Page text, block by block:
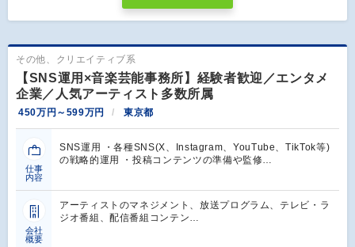
その他、クリエイティブ系
【SNS運用×音楽芸能事務所】経験者歓迎／エンタメ
企業／人気アーティスト多数所属
450万円～599万円 東京都
仕事
内容
SNS運用 ・各種SNS(X、Instagram、YouTube、TikTok等)
の戦略的運用 ・投稿コンテンツの準備や監修…
会社
概要
アーティストのマネジメント、放送プログラム、テレビ・ラ
ジオ番組、配信番組コンテン…